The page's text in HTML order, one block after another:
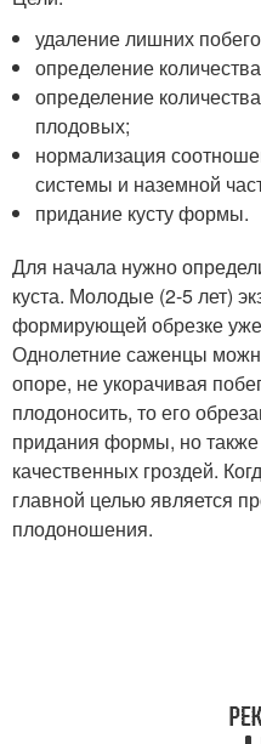
удаление лишних
определение
определение
плодовых;
нормализация
системы и наземной
придание кусту формы.
Для начала нужно
куста. Молодые (2-5 лет)
формирующей обрезке
Однолетние саженцы
опоре, не укорачивая
плодоносить, то его
придания формы, но
качественных гроздей.
главной целью является
плодоношения.